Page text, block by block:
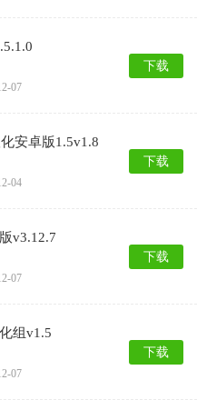
07
下载
安卓版1.5v1.8
04
下载
v3.12.7
07
下载
组v1.5
07
下载